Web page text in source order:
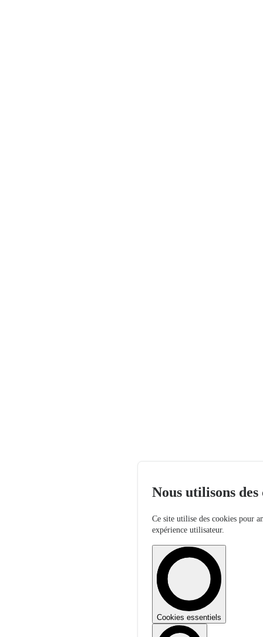
Nous utilisons des
Ce site utilise des cookies pour
expérience utilisateur.
Cookies essentiels